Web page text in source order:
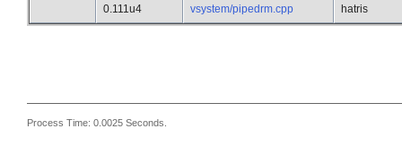
0.111u4 vsystem/pipedrm.cpp hatris
Process Time: 0.0025 Seconds.